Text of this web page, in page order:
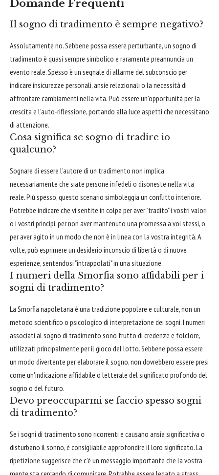
Domande Frequenti
Il sogno di tradimento è sempre negativo?
Assolutamente no. Sebbene possa essere perturbante, un sogno di
tradimento è quasi sempre simbolico e raramente preannuncia un
evento reale. Spesso è un segnale di allarme del subconscio per
indicare insicurezze personali, ansie relazionali o la necessità di
affrontare cambiamenti nella vita. Può essere un'opportunità per la
crescita e l'auto-riflessione, portando alla luce aspetti che necessitano
di attenzione.
Cosa significa se sogno di tradire io
qualcuno?
Sognare di essere l'autore di un tradimento non implica
necessariamente che siate persone infedeli o disoneste nella vita
reale. Più spesso, questo scenario simboleggia un conflitto interiore.
Potrebbe indicare che vi sentite in colpa per aver "tradito" i vostri valori
o i vostri principi, per non aver mantenuto una promessa a voi stessi, o
per aver agito in un modo che non è in linea con la vostra integrità. A
volte, può esprimere un desiderio inconscio di libertà o di nuove
esperienze, sentendosi "intrappolati" in una situazione.
I numeri della Smorfia sono affidabili per i
sogni di tradimento?
La Smorfia napoletana è una tradizione popolare e culturale, non un
metodo scientifico o psicologico di interpretazione dei sogni. I numeri
associati al sogno di tradimento sono frutto di credenze e folclore,
utilizzati principalmente per il gioco del lotto. Sebbene possa essere
un modo divertente per elaborare il sogno, non dovrebbero essere presi
come un'indicazione affidabile o letterale del significato profondo del
sogno o del futuro.
Devo preoccuparmi se faccio spesso sogni
di tradimento?
Se i sogni di tradimento sono ricorrenti e causano ansia significativa o
disturbano il sonno, è consigliabile approfondire il loro significato. La
ripetizione suggerisce che c'è un messaggio importante che la vostra